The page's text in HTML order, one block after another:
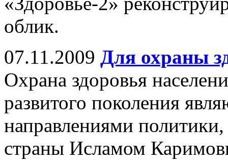
облик.
07.11.2009 Для охраны
Охрана здоровья
развитого поколения
направлениями
страны Исламом